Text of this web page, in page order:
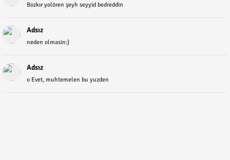
Bozkır yolören şeyh seyyid bedreddin
Adsız
neden olmasin:)
Adsız
o Evet, muhtemelen bu yuzden